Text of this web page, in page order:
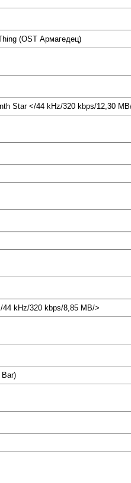
(OST Армагедец)
Star </44 kHz/320 kbps/12,30
kHz/320 kbps/8,85 MB/>